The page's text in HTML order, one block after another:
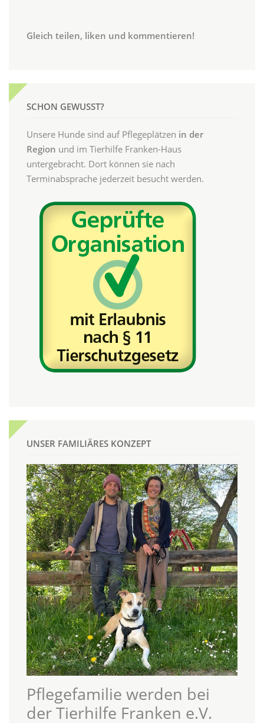
Gleich teilen, liken und kommentieren!
SCHON GEWUSST?
Unsere Hunde sind auf Pflegeplätzen in der
Region und im Tierhilfe Franken-Haus
untergebracht. Dort können sie nach
Terminabsprache jederzeit besucht werden.
UNSER FAMILIÄRES KONZEPT
Pflegefamilie werden bei
der Tierhilfe Franken e.V.